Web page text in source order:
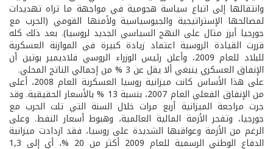
وانتقالها إلى اتباع سياسة هجومية في مواجهة ما تراه تهديدات
لمصالحها الإستراتيجية والجيوسياسية ولأمنها القومي (الحرب مع
جورجيا أبرز مثال على النهج السياسي الجديد لروسيا). بعد ذلك كله
قررت القيادة الروسية اعتماد زيادة كبيرة في الموازنة العسكرية
للبلاد للعام 2009، وأعلن رئيس الوزراء الروسي فلاديمير بوتين أن
الإنفاق العسكري ينبغي ألا يقل عن 3 % من إجمالي الناتج المحلي.
على هذا الأساس كانت ميزانية روسيا العسكرية العام 2008، أعلى
من الإنفاق الفعلي العام 2007، بنسبة 13 % بالأسعار الحقيقية. وقد
جرت مراجعة الميزانية أربع مرات خلال السنة التي تلت الحرب مع
جورجيا، وتفجر الأزمة المالية العالمية، وهبوط أسعار النفط. وعلى
الرغم من الأزمة وعواقبها الشديدة على روسيا، فقد ازدادت ميزانية
الدفاع الوطني الرسمية للعام 2009 أكثر من 20 %، أي إلى 1,3